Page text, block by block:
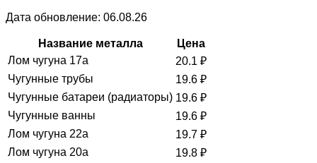
Дата обновление: 06.08.26
Название металла
Цена
Лом чугуна 17а
20.1 ₽
Чугунные трубы
19.6 ₽
Чугунные батареи (радиаторы) 19.6 ₽
Чугунные ванны
19.6 ₽
Лом чугуна 22а
19.7 ₽
Лом чугуна 20а
19.8 ₽